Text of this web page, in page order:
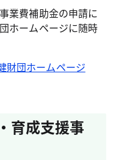
業費補助金の申請に
ホームページに随時
財団ホームページ
育成支援事